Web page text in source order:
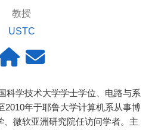
教授
USTC
科学技术大学学士学位、电路与系
2010年于耶鲁大学计算机系从事博
微软亚洲研究院任访问学者。主